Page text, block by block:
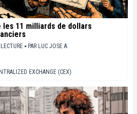
les 11 milliards de dollars
▪ PAR LUC JOSE A.
EXCHANGE (CEX)